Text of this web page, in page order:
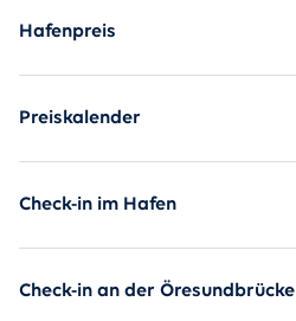
Hafenpreis
Preiskalender
Check-in im Hafen
Check-in an der Öresundbrücke